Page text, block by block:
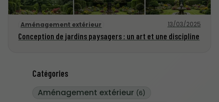
Catégories
Aménagement extérieur (6)
Aménagement extérieur 13/03/2025
Conception de jardins paysagers : un art et une discipline